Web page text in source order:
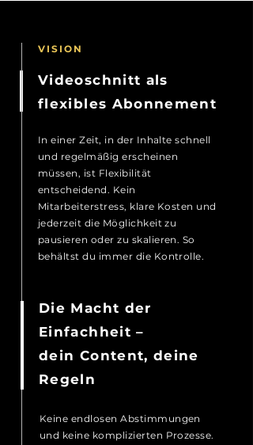
VISION
Videoschnitt als
flexibles Abonnement
In einer Zeit, in der Inhalte schnell
und regelmäßig erscheinen
müssen, ist Flexibilität
entscheidend. Kein
Mitarbeiterstress, klare Kosten und
jederzeit die Möglichkeit zu
pausieren oder zu skalieren. So
behältst du immer die Kontrolle.
Die Macht der
Einfachheit –
dein Content, deine
Regeln
Keine endlosen Abstimmungen
und keine komplizierten Prozesse.